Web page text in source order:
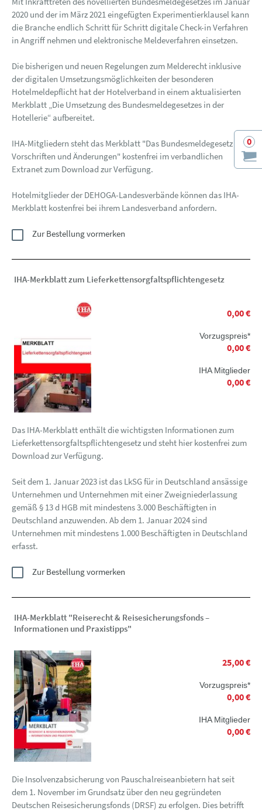
0
2020 und der im März 2021 eingefügten Experimentierklausel kann
die Branche endlich Schritt für Schritt digitale Check-in Verfahren
in Angriff nehmen und elektronische Meldeverfahren einsetzen.
Die bisherigen und neuen Regelungen zum Melderecht inklusive
der digitalen Umsetzungsmöglichkeiten der besonderen
Hotelmeldepflicht hat der Hotelverband in einem aktualisierten
Merkblatt „Die Umsetzung des Bundesmeldegesetzes in der
Hotellerie“ aufbereitet.
IHA-Mitgliedern steht das Merkblatt "Das Bundesmeldegesetz -
Vorschriften und Änderungen" kostenfrei im verbandlichen
Extranet zum Download zur Verfügung.
Hotelmitglieder der DEHOGA-Landesverbände können das IHA-
Merkblatt kostenfrei bei ihrem Landesverband anfordern.
Zur Bestellung vormerken
IHA-Merkblatt zum Lieferkettensorgfaltspflichtengesetz
0,00 €
Vorzugspreis*
0,00 €
IHA Mitglieder
0,00 €
Das IHA-Merkblatt enthält die wichtigsten Informationen zum
Lieferkettensorgfaltspflichtengesetz und steht hier kostenfrei zum
Download zur Verfügung.
Seit dem 1. Januar 2023 ist das LkSG für in Deutschland ansässige
Unternehmen und Unternehmen mit einer Zweigniederlassung
gemäß § 13 d HGB mit mindestens 3.000 Beschäftigten in
Deutschland anzuwenden. Ab dem 1. Januar 2024 sind
Unternehmen mit mindestens 1.000 Beschäftigten in Deutschland
erfasst.
Zur Bestellung vormerken
IHA-Merkblatt "Reiserecht & Reisesicherungsfonds –
Informationen und Praxistipps"
25,00 €
Vorzugspreis*
0,00 €
IHA Mitglieder
0,00 €
Die Insolvenzabsicherung von Pauschalreiseanbietern hat seit
dem 1. November im Grundsatz über den neu gegründeten
Deutschen Reisesicherungsfonds (DRSF) zu erfolgen. Dies betrifft